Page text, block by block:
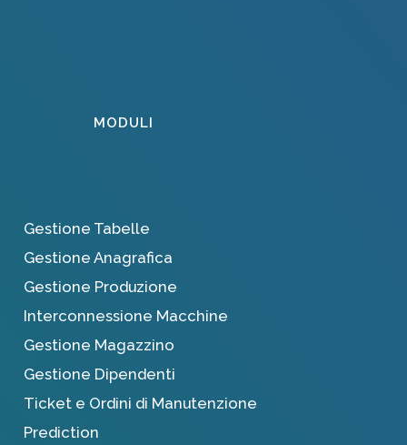
MODULI
Gestione Tabelle
Gestione Anagrafica
Gestione Produzione
Interconnessione Macchine
Gestione Magazzino
Gestione Dipendenti
Ticket e Ordini di Manutenzione
Prediction